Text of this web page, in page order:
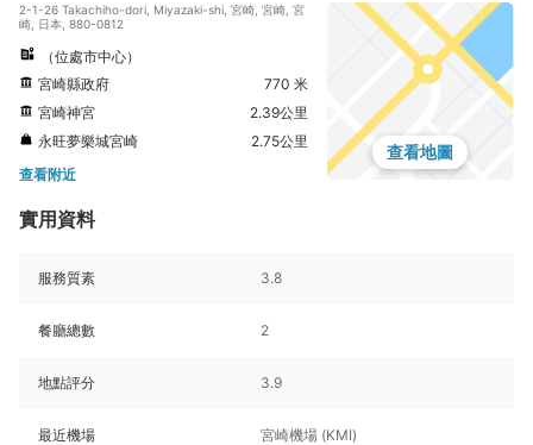
2-1-26 Takachiho-dori, Miyazaki-shi, 宮崎, 宮崎, 宮
崎, 日本, 880-0812
（位處市中心）
宮崎縣政府
770 米
宮崎神宮
2.39公里
永旺夢樂城宮崎
2.75公里
查看附近
查看地圖
實用資料
服務質素 3.8
餐廳總數 2
地點評分 3.9
最近機場 宮崎機場 (KMI)